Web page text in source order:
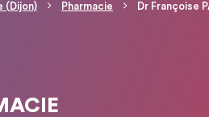
(Dijon) Pharmacie Dr Françoise